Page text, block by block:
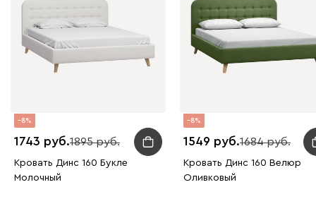
Графит Серый Тёмно-синий
8
1743 1895
Кровать Динс 160 Букле
Молочный
8
1549 1684
Кровать Динс 160 Велюр
Оливковый